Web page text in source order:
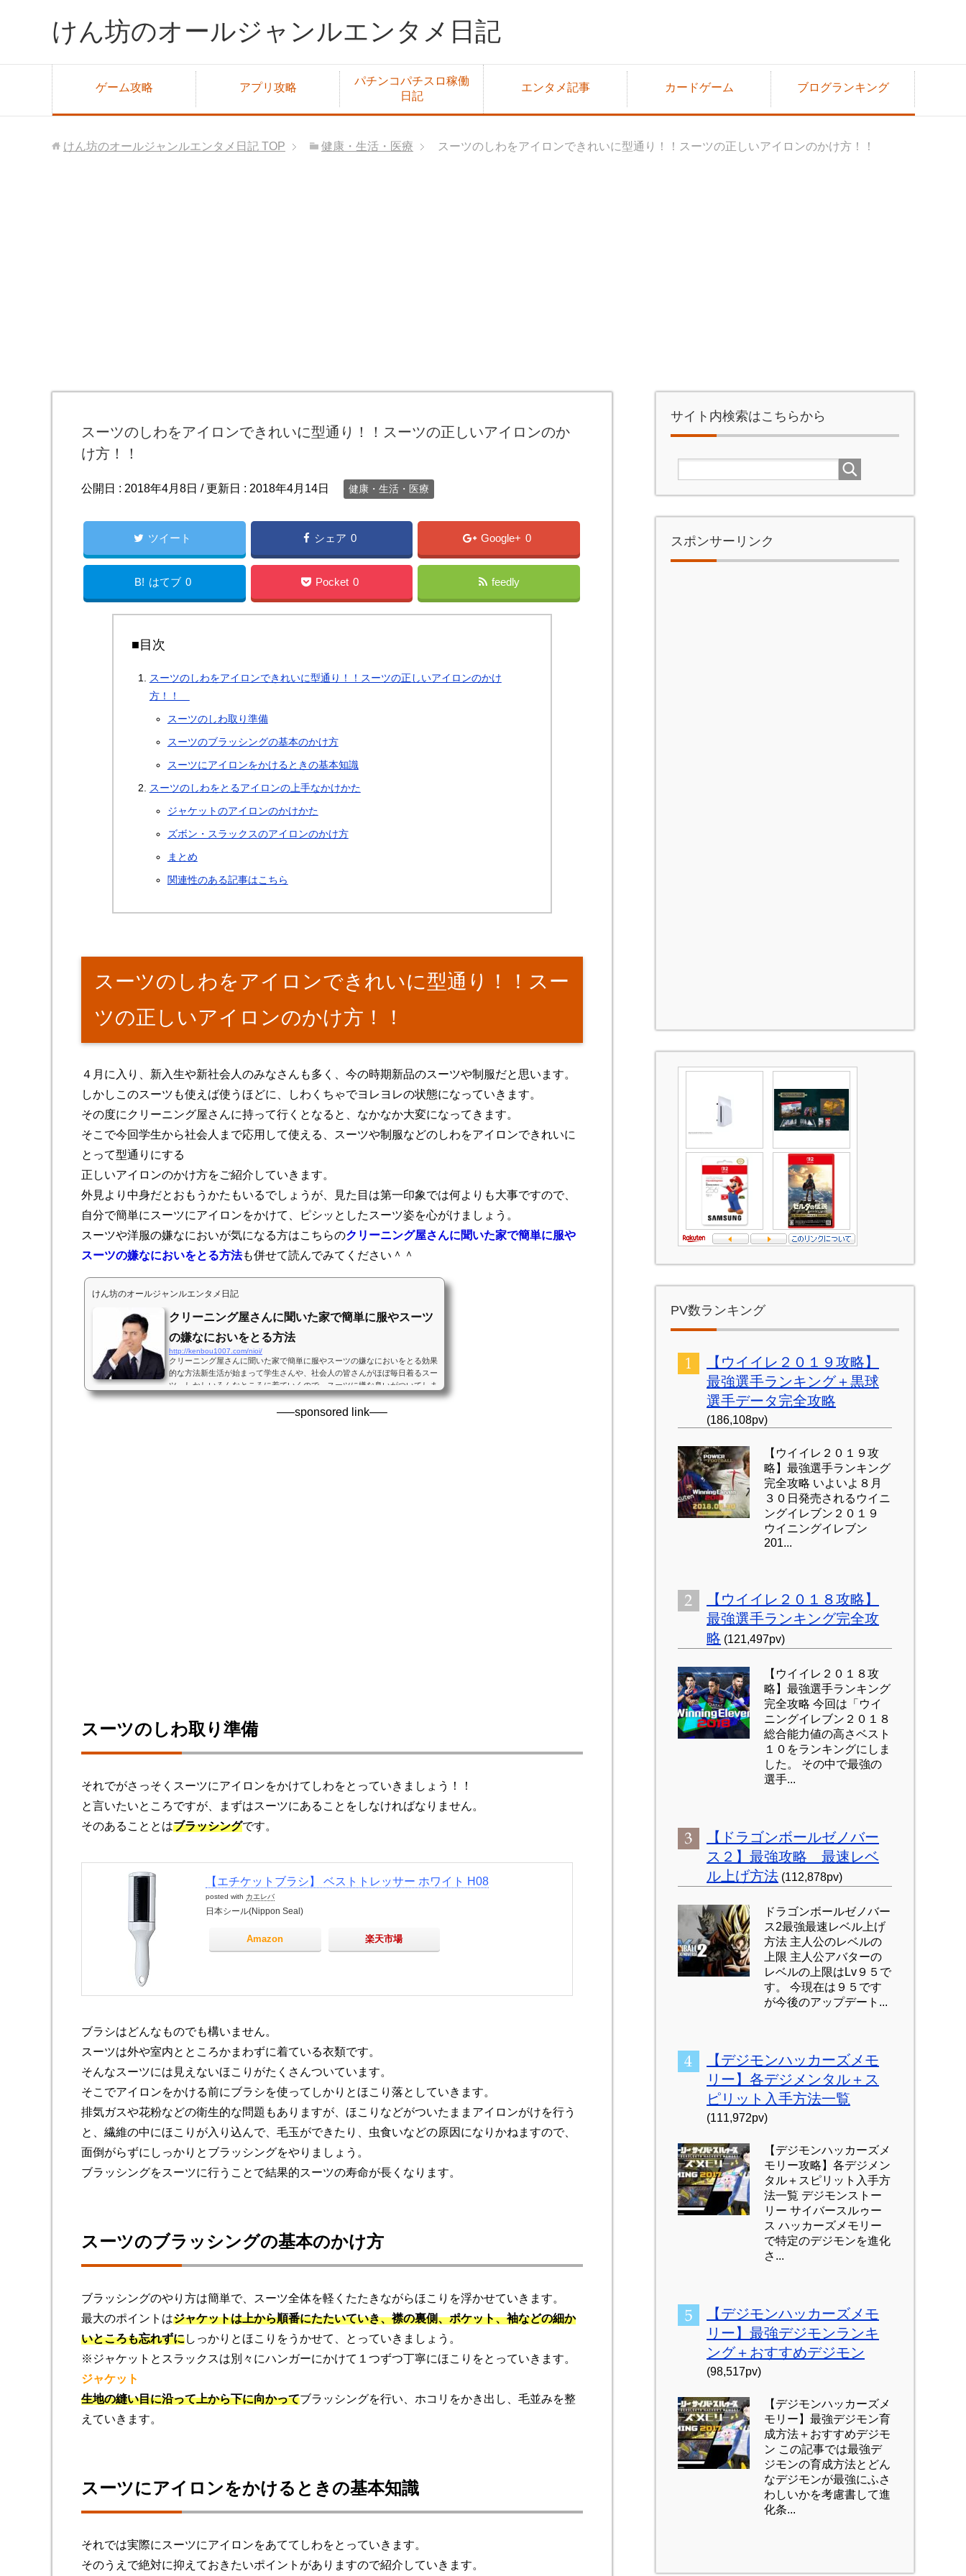
けん坊のオールジャンルエンタメ日記
ゲーム攻略 アプリ攻略
パチンコパチスロ稼働
日記
エンタメ記事 カードゲーム ブログランキング
けん坊のオールジャンルエンタメ日記 TOP 健康・生活・医療 スーツのしわをアイロンできれいに型通り！！スーツの正しいアイロンのかけ方！！
スーツのしわをアイロンできれいに型通り！！スーツの正しいアイロンのか
け方！！
公開日 : 2018年4月8日 / 更新日 : 2018年4月14日 健康・生活・医療
ツイート シェア 0 Google+ 0
B! はてブ 0 Pocket 0 feedly
■目次
スーツのしわをアイロンできれいに型通り！！スーツの正しいアイロンのかけ
方！！
スーツのしわ取り準備
スーツのブラッシングの基本のかけ方
スーツにアイロンをかけるときの基本知識
スーツのしわをとるアイロンの上手なかけかた
ジャケットのアイロンのかけかた
ズボン・スラックスのアイロンのかけ方
まとめ
関連性のある記事はこちら
スーツのしわをアイロンできれいに型通り！！スー
ツの正しいアイロンのかけ方！！
４月に入り、新入生や新社会人のみなさんも多く、今の時期新品のスーツや制服だと思います。
しかしこのスーツも使えば使うほどに、しわくちゃでヨレヨレの状態になっていきます。
その度にクリーニング屋さんに持って行くとなると、なかなか大変になってきます。
そこで今回学生から社会人まで応用して使える、スーツや制服などのしわをアイロンできれいに
とって型通りにする
正しいアイロンのかけ方をご紹介していきます。
外見より中身だとおもうかたもいるでしょうが、見た目は第一印象では何よりも大事ですので、
自分で簡単にスーツにアイロンをかけて、ピシッとしたスーツ姿を心がけましょう。
スーツや洋服の嫌なにおいが気になる方はこちらのクリーニング屋さんに聞いた家で簡単に服や
スーツの嫌なにおいをとる方法も併せて読んでみてください＾＾
けん坊のオールジャンルエンタメ日記
クリーニング屋さんに聞いた家で簡単に服やスーツ
の嫌なにおいをとる方法
http://kenbou1007.com/nioi/
クリーニング屋さんに聞いた家で簡単に服やスーツの嫌なにおいをとる効果
的な方法新生活が始まって学生さんや、社会人の皆さんがほぼ毎日着るスー
ツ。しかしいろんなところに着ていくので、スーツに嫌な臭いがついてしま
うこともあります。けれど臭いがつくたびに、...
—–sponsored link—–
スーツのしわ取り準備
それでがさっそくスーツにアイロンをかけてしわをとっていきましょう！！
と言いたいところですが、まずはスーツにあることをしなければなりません。
そのあることとはブラッシングです。
【エチケットブラシ】 ベストトレッサー ホワイト H08
posted with カエレバ
日本シール(Nippon Seal)
Amazon 楽天市場
ブラシはどんなものでも構いません。
スーツは外や室内とところかまわずに着ている衣類です。
そんなスーツには見えないほこりがたくさんついています。
そこでアイロンをかける前にブラシを使ってしかりとほこり落としていきます。
排気ガスや花粉などの衛生的な問題もありますが、ほこりなどがついたままアイロンがけを行う
と、繊維の中にほこりが入り込んで、毛玉ができたり、虫食いなどの原因になりかねますので、
面倒がらずにしっかりとブラッシングをやりましょう。
ブラッシングをスーツに行うことで結果的スーツの寿命が長くなります。
スーツのブラッシングの基本のかけ方
ブラッシングのやり方は簡単で、スーツ全体を軽くたたきながらほこりを浮かせていきます。
最大のポイントはジャケットは上から順番にたたいていき、襟の裏側、ポケット、袖などの細か
いところも忘れずにしっかりとほこりをうかせて、とっていきましょう。
※ジャケットとスラックスは別々にハンガーにかけて１つずつ丁寧にほこりをとっていきます。
ジャケット
生地の縫い目に沿って上から下に向かってブラッシングを行い、ホコリをかき出し、毛並みを整
えていきます。
スーツにアイロンをかけるときの基本知識
それでは実際にスーツにアイロンをあててしわをとっていきます。
そのうえで絶対に抑えておきたいポイントがありますので紹介していきます。
サイト内検索はこちらから
スポンサーリンク
PV数ランキング
【ウイイレ２０１９攻略】
最強選手ランキング＋黒球
選手データ完全攻略
(186,108pv)
【ウイイレ２０１９攻
略】最強選手ランキング
完全攻略 いよいよ８月
３０日発売されるウイニ
ングイレブン２０１９
ウイニングイレブン
201...
【ウイイレ２０１８攻略】
最強選手ランキング完全攻
略 (121,497pv)
【ウイイレ２０１８攻
略】最強選手ランキング
完全攻略 今回は「ウイ
ニングイレブン２０１８
総合能力値の高さベスト
１０をランキングにしま
した。 その中で最強の
選手...
【ドラゴンボールゼノバー
ス２】最強攻略 最速レベ
ル上げ方法 (112,878pv)
ドラゴンボールゼノバー
ス2最強最速レベル上げ
方法 主人公のレベルの
上限 主人公アバターの
レベルの上限はLv９５で
す。 今現在は９５です
が今後のアップデート...
【デジモンハッカーズメモ
リー】各デジメンタル＋ス
ピリット入手方法一覧
(111,972pv)
【デジモンハッカーズメ
モリー攻略】各デジメン
タル＋スピリット入手方
法一覧 デジモンストー
リー サイバースルゥー
ス ハッカーズメモリー
で特定のデジモンを進化
さ...
【デジモンハッカーズメモ
リー】最強デジモンランキ
ング＋おすすめデジモン
(98,517pv)
【デジモンハッカーズメ
モリー】最強デジモン育
成方法＋おすすめデジモ
ン この記事では最強デ
ジモンの育成方法とどん
なデジモンが最強にふさ
わしいかを考慮書して進
化条...